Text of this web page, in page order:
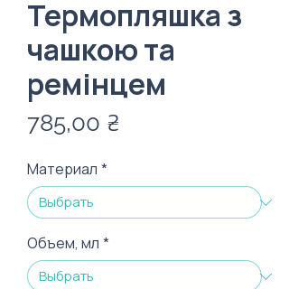
Термопляшка з
чашкою та
ремінцем
785,00 ₴
Материал *
Объем, мл *